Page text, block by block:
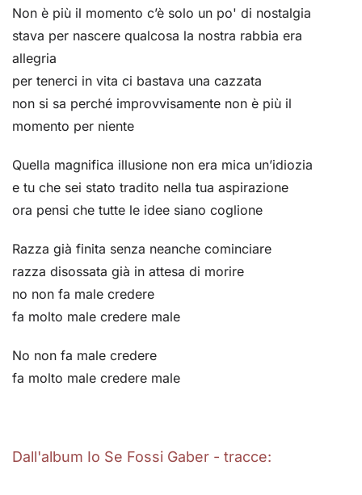
Non è più il momento c’è solo un po' di nostalgia
stava per nascere qualcosa la nostra rabbia era
allegria
per tenerci in vita ci bastava una cazzata
non si sa perché improvvisamente non è più il
momento per niente
Quella magnifica illusione non era mica un’idiozia
e tu che sei stato tradito nella tua aspirazione
ora pensi che tutte le idee siano coglione
Razza già finita senza neanche cominciare
razza disossata già in attesa di morire
no non fa male credere
fa molto male credere male
No non fa male credere
fa molto male credere male
Dall'album Io Se Fossi Gaber - tracce: